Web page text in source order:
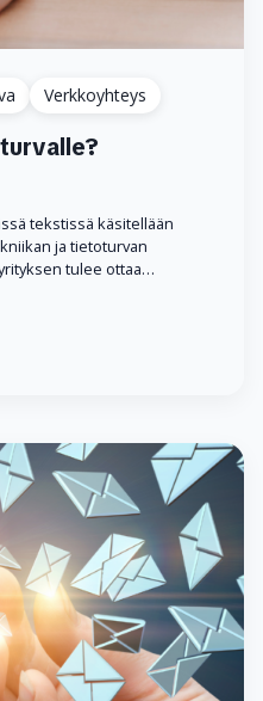
Verkkoyhteys
tekstissä käsitellään
ja tietoturvan
tulee ottaa…